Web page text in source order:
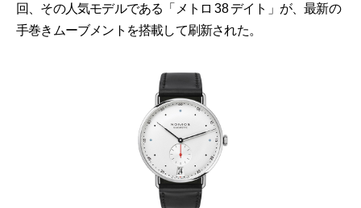
回、その人気モデルである「メトロ 38 デイト」が、最新の
手巻きムーブメントを搭載して刷新された。